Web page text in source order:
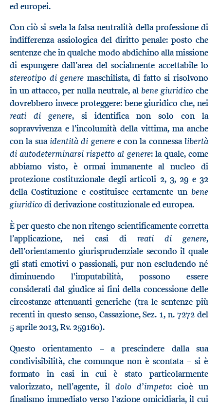
ed europei.
Con ciò si svela la falsa neutralità della professione di
indifferenza assiologica del diritto penale: posto che
sentenze che in qualche modo abdichino alla missione
di espungere dall’area del socialmente accettabile lo
stereotipo di genere maschilista, di fatto si risolvono
in un attacco, per nulla neutrale, al bene giuridico che
dovrebbero invece proteggere: bene giuridico che, nei
reati di genere, si identifica non solo con la
sopravvivenza e l’incolumità della vittima, ma anche
con la suaidentità di generee con la connessalibertà
di autodeterminarsi rispetto al genere: la quale, come
abbiamo visto, è ormai immanente al nucleo di
protezione costituzionale degli articoli 2, 3, 29 e 32
della Costituzione e costituisce certamente un bene
giuridicodi derivazione costituzionale ed europea.
È per questo che non ritengo scientificamente corretta
l’applicazione, nei casi di reati di genere,
dell’orientamento giurisprudenziale secondo il quale
gli stati emotivi o passionali, pur non escludendo né
diminuendo l'imputabilità, possono essere
considerati dal giudice ai fini della concessione delle
circostanze attenuanti generiche (tra le sentenze più
recenti in questo senso, Cassazione, Sez. 1, n. 7272 del
5 aprile 2013, Rv. 259160).
Questo orientamento – a prescindere dalla sua
condivisibilità, che comunque non è scontata – si è
formato in casi in cui è stato particolarmente
valorizzato, nell’agente, il dolo d’impeto: cioè un
finalismo immediato verso l’azione omicidiaria, il cui